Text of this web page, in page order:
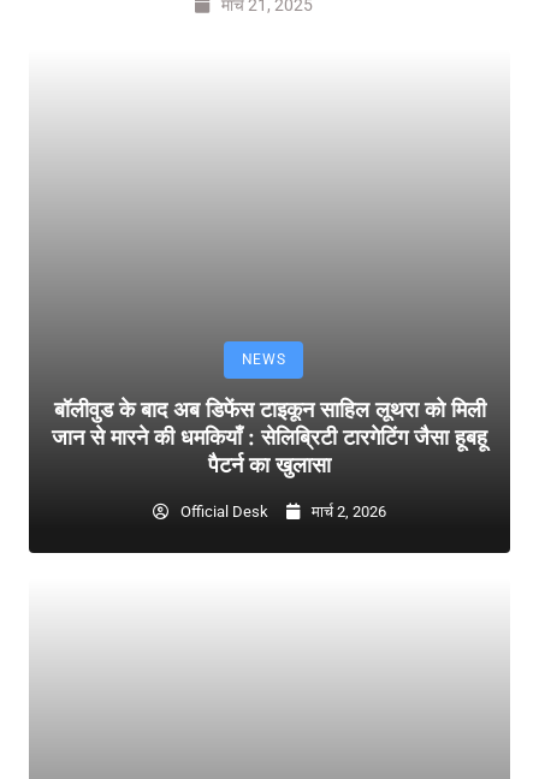
मार्च 21, 2025
NEWS
बॉलीवुड के बाद अब डिफेंस टाइकून साहिल लूथरा को मिली
जान से मारने की धमकियाँ : सेलिब्रिटी टारगेटिंग जैसा हूबहू
पैटर्न का खुलासा
Official Desk मार्च 2, 2026